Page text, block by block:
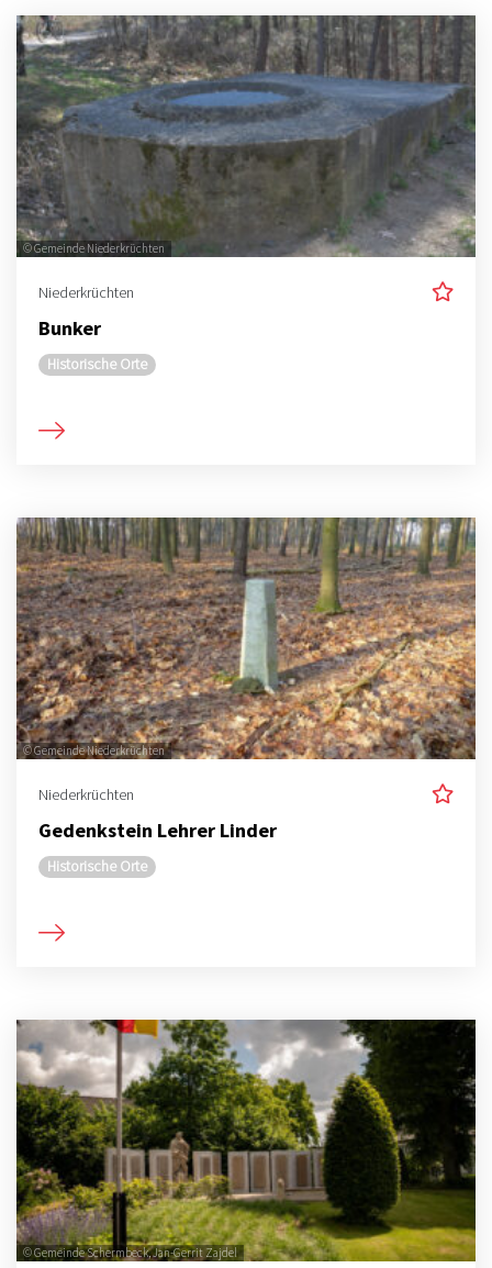
© Gemeinde Niederkrüchten
Niederkrüchten
Bunker
Historische Orte
© Gemeinde Niederkrüchten
Niederkrüchten
Gedenkstein Lehrer Linder
Historische Orte
© Gemeinde Schermbeck, Jan-Gerrit Zajdel